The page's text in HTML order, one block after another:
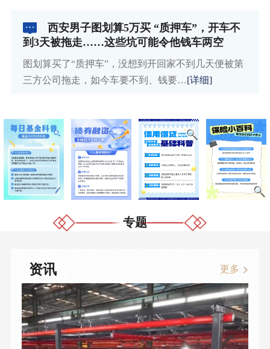
西安男子图划算5万买 “质押车”，开车不
到3天被拖走……这些坑可能令他钱车两空
图划算买了“质押车”，没想到开回家不到几天便被第
三方公司拖走，如今车要不到、钱要…[详细]
专题
资讯 更多